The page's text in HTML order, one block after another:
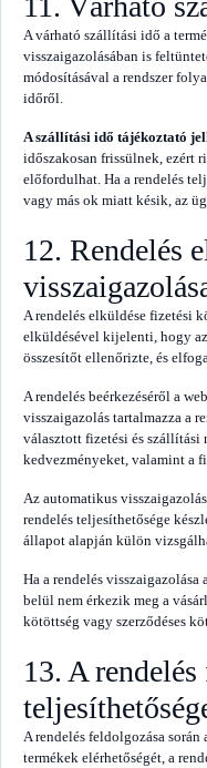
A várható szállítási idő a
visszaigazolásában is
módosításával a rendszer
időről.
A szállítási idő tájékoztató
időszakosan frissülnek, ezért
előfordulhat. Ha a rendelés
vagy más ok miatt késik, az
12. Rendelés
A rendelés elküldése fizetési
elküldésével kijelenti, hogy
összesítőt ellenőrizte, és
A rendelés beérkezéséről a
visszaigazolás tartalmazza a
választott fizetési és szállítási
kedvezményeket, valamint a
Az automatikus
rendelés teljesíthetősége
állapot alapján külön
Ha a rendelés
belül nem érkezik meg a
kötöttség vagy szerződéses
13. A
A rendelés feldolgozása
termékek elérhetőségét, a